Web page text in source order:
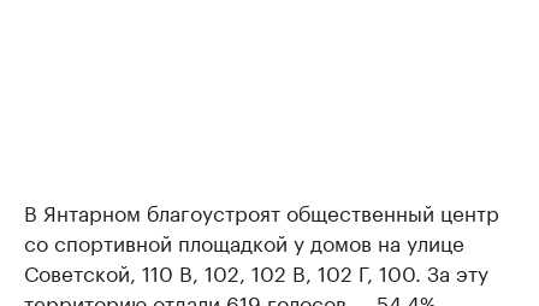
В Янтарном благоустроят общественный центр
со спортивной площадкой у домов на улице
Советской, 110 В, 102, 102 В, 102 Г, 100. За эту